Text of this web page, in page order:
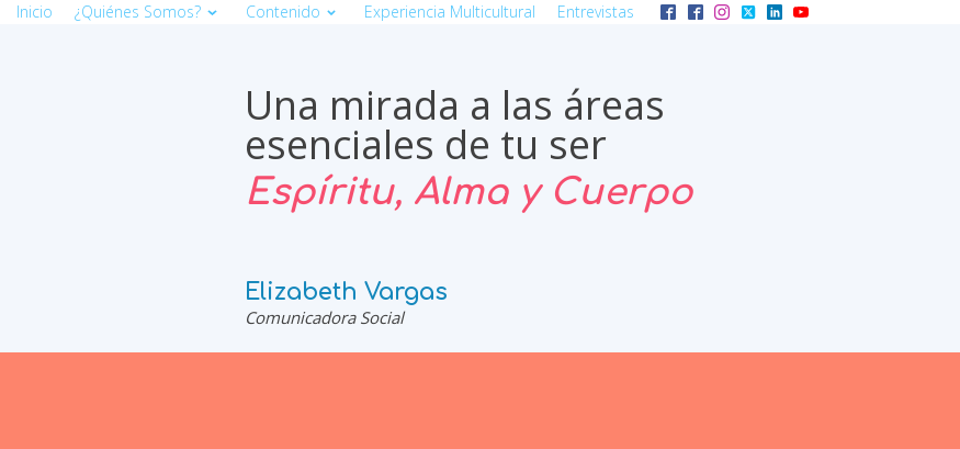
Inicio ¿Quiénes Somos? Contenido Experiencia Multicultural Entrevistas
Una mirada a las áreas
esenciales de tu ser
Espíritu, Alma y Cuerpo
Elizabeth Vargas
Comunicadora Social